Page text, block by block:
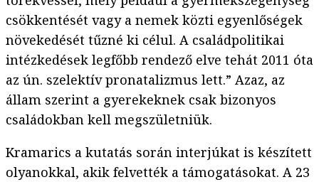
csökkentését vagy a nemek közti egyenlőségek
növekedését tűzné ki célul. A családpolitikai
intézkedések legfőbb rendező elve tehát 2011 óta
az ún. szelektív pronatalizmus lett.” Azaz, az
állam szerint a gyerekeknek csak bizonyos
családokban kell megszületniük.
Kramarics a kutatás során interjúkat is készített
olyanokkal, akik felvették a támogatásokat. A 23